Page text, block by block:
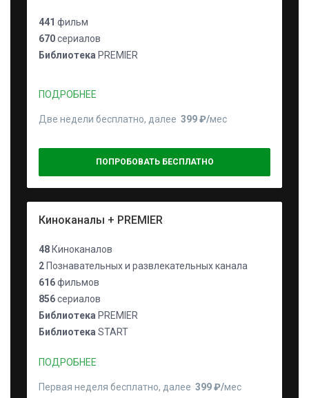
441 фильм
670сериалов
Библиотека PREMIER
ПОДРОБНЕЕ
Две недели бесплатно, далее 399 ₽⁠/⁠мес
ПОПРОБОВАТЬ БЕСПЛАТНО
Киноканалы + PREMIER
48 Киноканалов
2 Познавательных и развлекательных канала
616фильмов
856сериалов
Библиотека PREMIER
Библиотека START
ПОДРОБНЕЕ
Первая неделя бесплатно, далее 399 ₽⁠/⁠мес